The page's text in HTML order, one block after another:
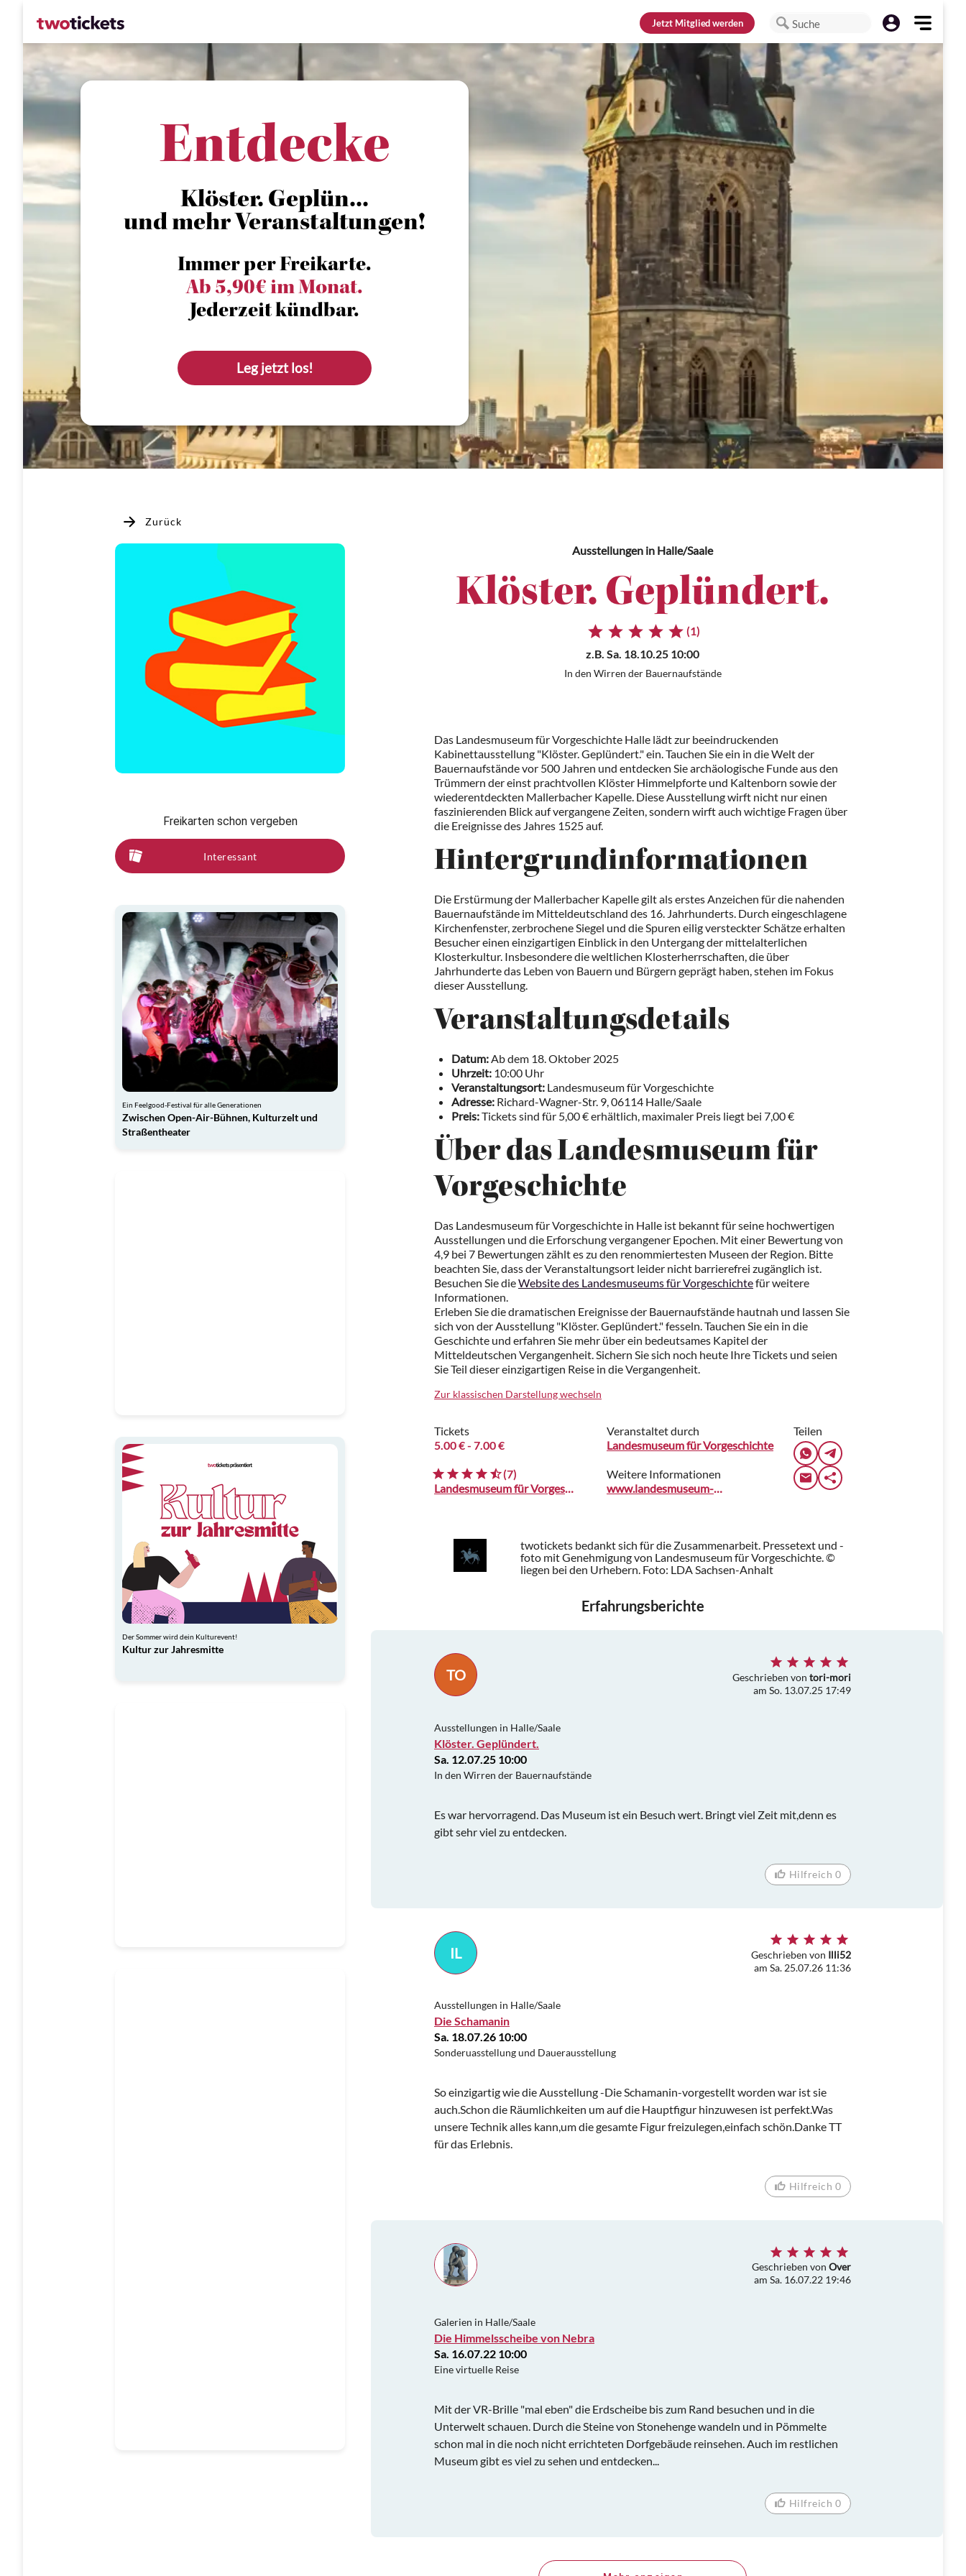
JetztMitglied werden Suche
Entdecke
Klöster. Geplün...
und mehr Veranstaltungen!
Immer per Freikarte.
Ab 5,90€ im Monat.
Jederzeit kündbar.
Leg jetzt los!
Zurück
Freikarten schon vergeben
Interessant
Ein Feelgood-Festival für alle Generationen
Zwischen Open-Air-Bühnen, Kulturzelt und
Straßentheater
Der Sommer wird dein Kulturevent!
Kultur zur Jahresmitte
Ausstellungen in Halle/Saale
Klöster. Geplündert.
(1)
z.B. Sa. 18.10.25 10:00
In den Wirren der Bauernaufstände
Das Landesmuseum für Vorgeschichte Halle lädt zur beeindruckenden
Kabinettausstellung "Klöster. Geplündert." ein. Tauchen Sie ein in die Welt der
Bauernaufstände vor 500 Jahren und entdecken Sie archäologische Funde aus den
Trümmern der einst prachtvollen Klöster Himmelpforte und Kaltenborn sowie der
wiederentdeckten Mallerbacher Kapelle. Diese Ausstellung wirft nicht nur einen
faszinierenden Blick auf vergangene Zeiten, sondern wirft auch wichtige Fragen über
die Ereignisse des Jahres 1525 auf.
Hintergrundinformationen
Die Erstürmung der Mallerbacher Kapelle gilt als erstes Anzeichen für die nahenden
Bauernaufstände im Mitteldeutschland des 16. Jahrhunderts. Durch eingeschlagene
Kirchenfenster, zerbrochene Siegel und die Spuren eilig versteckter Schätze erhalten
Besucher einen einzigartigen Einblick in den Untergang der mittelalterlichen
Klosterkultur. Insbesondere die weltlichen Klosterherrschaften, die über
Jahrhunderte das Leben von Bauern und Bürgern geprägt haben, stehen im Fokus
dieser Ausstellung.
Veranstaltungsdetails
Datum:Ab dem 18. Oktober 2025
Uhrzeit: 10:00 Uhr
Veranstaltungsort: Landesmuseum für Vorgeschichte
Adresse: Richard-Wagner-Str. 9, 06114 Halle/Saale
Preis:Tickets sind für 5,00 € erhältlich, maximaler Preis liegt bei 7,00 €
Über das Landesmuseum für
Vorgeschichte
Das Landesmuseum für Vorgeschichte in Halle ist bekannt für seine hochwertigen
Ausstellungen und die Erforschung vergangener Epochen. Mit einer Bewertung von
4,9 bei 7 Bewertungen zählt es zu den renommiertesten Museen der Region. Bitte
beachten Sie, dass der Veranstaltungsort leider nicht barrierefrei zugänglich ist.
Besuchen Sie dieWebsite des Landesmuseums für Vorgeschichtefür weitere
Informationen.
Erleben Sie die dramatischen Ereignisse der Bauernaufstände hautnah und lassen Sie
sich von der Ausstellung "Klöster. Geplündert." fesseln. Tauchen Sie ein in die
Geschichte und erfahren Sie mehr über ein bedeutsames Kapitel der
Mitteldeutschen Vergangenheit. Sichern Sie sich noch heute Ihre Tickets und seien
Sie Teil dieser einzigartigen Reise in die Vergangenheit.
Zur klassischen Darstellung wechseln
Tickets
5.00 €- 7.00 €
(7)
Landesmuseum für Vorgeschichte
Veranstaltet durch
Landesmuseum für Vorgeschichte
Weitere Informationen
www.landesmuseum-vorgeschichte.de
Teilen
twotickets bedankt sich für die Zusammenarbeit. Pressetext und -
foto mit Genehmigung von Landesmuseum für Vorgeschichte. ©
liegen bei den Urhebern. Foto: LDA Sachsen-Anhalt
Erfahrungsberichte
TO Geschrieben von tori-mori
am So. 13.07.25 17:49
Ausstellungen in Halle/Saale
Klöster. Geplündert.
Sa. 12.07.25 10:00
In den Wirren der Bauernaufstände
Es war hervorragend. Das Museum ist ein Besuch wert. Bringt viel Zeit mit,denn es
gibt sehr viel zu entdecken.
Hilfreich 0
IL Geschrieben von Illi52
am Sa. 25.07.26 11:36
Ausstellungen in Halle/Saale
Die Schamanin
Sa. 18.07.26 10:00
Sonderuasstellung und Dauerausstellung
So einzigartig wie die Ausstellung -Die Schamanin-vorgestellt worden war ist sie
auch.Schon die Räumlichkeiten um auf die Hauptfigur hinzuwesen ist perfekt.Was
unsere Technik alles kann,um die gesamte Figur freizulegen,einfach schön.Danke TT
für das Erlebnis.
Hilfreich 0
Geschrieben von Over
am Sa. 16.07.22 19:46
Galerien in Halle/Saale
Die Himmelsscheibe von Nebra
Sa. 16.07.22 10:00
Eine virtuelle Reise
Mit der VR-Brille "mal eben" die Erdscheibe bis zum Rand besuchen und in die
Unterwelt schauen. Durch die Steine von Stonehenge wandeln und in Pömmelte
schon mal in die noch nicht errichteten Dorfgebäude reinsehen. Auch im restlichen
Museum gibt es viel zu sehen und entdecken...
Hilfreich 0